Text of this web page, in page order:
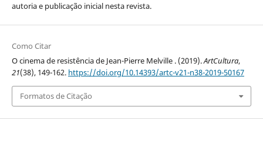
autoria e publicação inicial nesta revista.
Como Citar
O cinema de resistência de Jean-Pierre Melville . (2019).ArtCultura,
21(38), 149-162. https://doi.org/10.14393/artc-v21-n38-2019-50167
Formatos de Citação